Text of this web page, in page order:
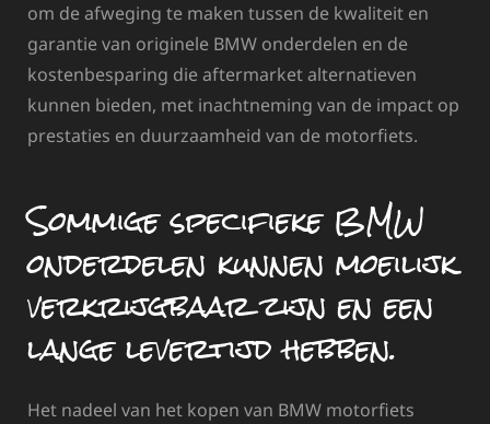
om de afweging te maken tussen de kwaliteit en
garantie van originele BMW onderdelen en de
kostenbesparing die aftermarket alternatieven
kunnen bieden, met inachtneming van de impact op
prestaties en duurzaamheid van de motorfiets.
Sommige specifieke BMW
onderdelen kunnen moeilijk
verkrijgbaar zijn en een
lange levertijd hebben.
Het nadeel van het kopen van BMW motorfiets